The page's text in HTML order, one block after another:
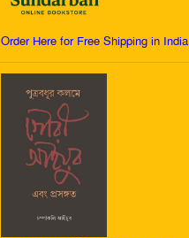
Order Here for Free Shipping in India